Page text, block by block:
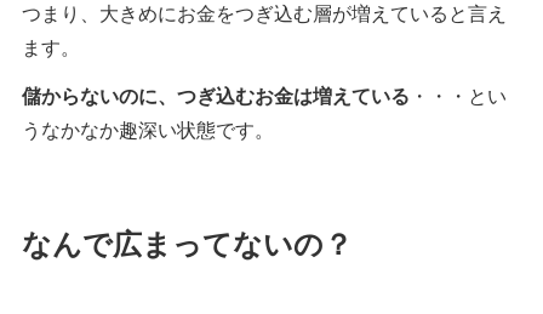
つまり、大きめにお金をつぎ込む層が増えていると言え
ます。
儲からないのに、つぎ込むお金は増えている ・・・とい
うなかなか趣深い状態です。
なんで広まってないの？